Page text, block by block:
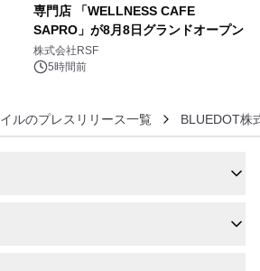
専門店 「WELLNESS CAFE
SAPRO」が8月8日グランドオープン
株式会社RSF
5時間前
ルのプレスリリース一覧 BLUEDOT株